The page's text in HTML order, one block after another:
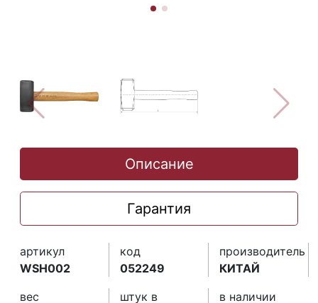
Описание
Гарантия
артикул
WSH002
код
052249
производитель
КИТАЙ
вес
штук в
в наличии